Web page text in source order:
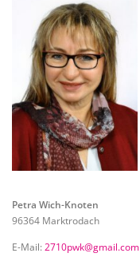
Petra Wich-Knoten
96364 Marktrodach
E-Mail: 2710pwk@gmail.com